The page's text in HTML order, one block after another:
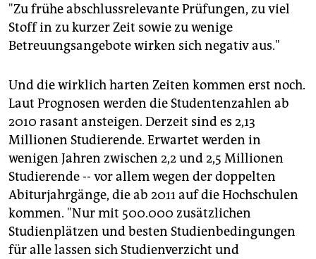
"Zu frühe abschlussrelevante Prüfungen, zu viel
Stoff in zu kurzer Zeit sowie zu wenige
Betreuungsangebote wirken sich negativ aus."
Und die wirklich harten Zeiten kommen erst noch.
Laut Prognosen werden die Studentenzahlen ab
2010 rasant ansteigen. Derzeit sind es 2,13
Millionen Studierende. Erwartet werden in
wenigen Jahren zwischen 2,2 und 2,5 Millionen
Studierende -- vor allem wegen der doppelten
Abiturjahrgänge, die ab 2011 auf die Hochschulen
kommen. "Nur mit 500.000 zusätzlichen
Studienplätzen und besten Studienbedingungen
für alle lassen sich Studienverzicht und